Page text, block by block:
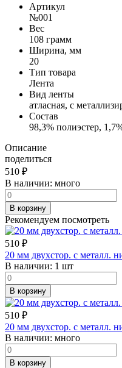
Артикул
№001
Вес
108 грамм
Ширина, мм
20
Тип товара
Лента
Вид ленты
атласная, с
Состав
98,3% полиэстер,
Описание
поделиться
510 ₽
В наличии: много
В корзину
Рекомендуем посмотреть
510 ₽
20 мм двухстор. с металл.
В наличии: 1 шт
В корзину
510 ₽
20 мм двухстор. с металл.
В наличии: много
В корзину